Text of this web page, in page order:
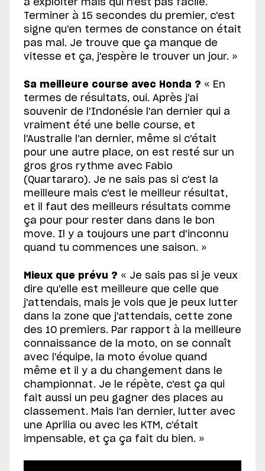
à exploiter mais qui n'est pas facile.
Terminer à 15 secondes du premier, c'est
signe qu'en termes de constance on était
pas mal. Je trouve que ça manque de
vitesse et ça, j'espère le trouver un jour. »
Sa meilleure course avec Honda ? « En
termes de résultats, oui. Après j'ai
souvenir de l'Indonésie l'an dernier qui a
vraiment été une belle course, et
l'Australie l'an dernier, même si c'était
pour une autre place, on est resté sur un
gros gros rythme avec Fabio
(Quartararo). Je ne sais pas si c'est la
meilleure mais c'est le meilleur résultat,
et il faut des meilleurs résultats comme
ça pour pour rester dans dans le bon
move. Il y a toujours une part d'inconnu
quand tu commences une saison. »
Mieux que prévu ? « Je sais pas si je veux
dire qu'elle est meilleure que celle que
j'attendais, mais je vois que je peux lutter
dans la zone que j'attendais, cette zone
des 10 premiers. Par rapport à la meilleure
connaissance de la moto, on se connaît
avec l'équipe, la moto évolue quand
même et il y a du changement dans le
championnat. Je le répète, c'est ça qui
fait aussi un peu gagner des places au
classement. Mais l'an dernier, lutter avec
une Aprilia ou avec les KTM, c'était
impensable, et ça ça fait du bien. »